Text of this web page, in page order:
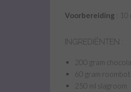
Voorbereiding : 10
INGREDIËNTEN :
200 gram
60 gram
250 ml slagroom